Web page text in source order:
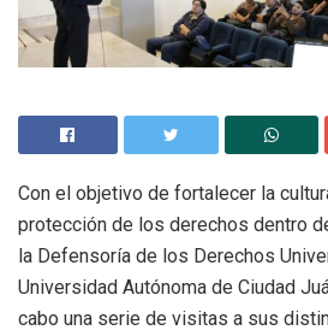
Con el objetivo de fortalecer la
protección de los derechos dentro
la Defensoría de los Derechos
Universidad Autónoma de Ciudad
cabo una serie de visitas a sus